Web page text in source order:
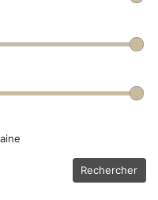
Rechercher